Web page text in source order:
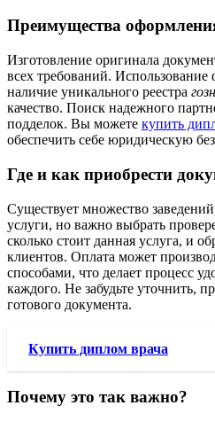
Преимущества
Изготовление оригинала
всех требований.
наличие уникального реестра
качество. Поиск надежного
подделок. Вы можете купить
обеспечить себе юридическую
Где и как приобрести
Существует множество
услуги, но важно выбрать
сколько стоит данная услуга, и
клиентов. Оплата может
способами, что делает процесс
каждого. Не забудьте уточнить,
готового документа.
Купить диплом врача
Почему это так важно?